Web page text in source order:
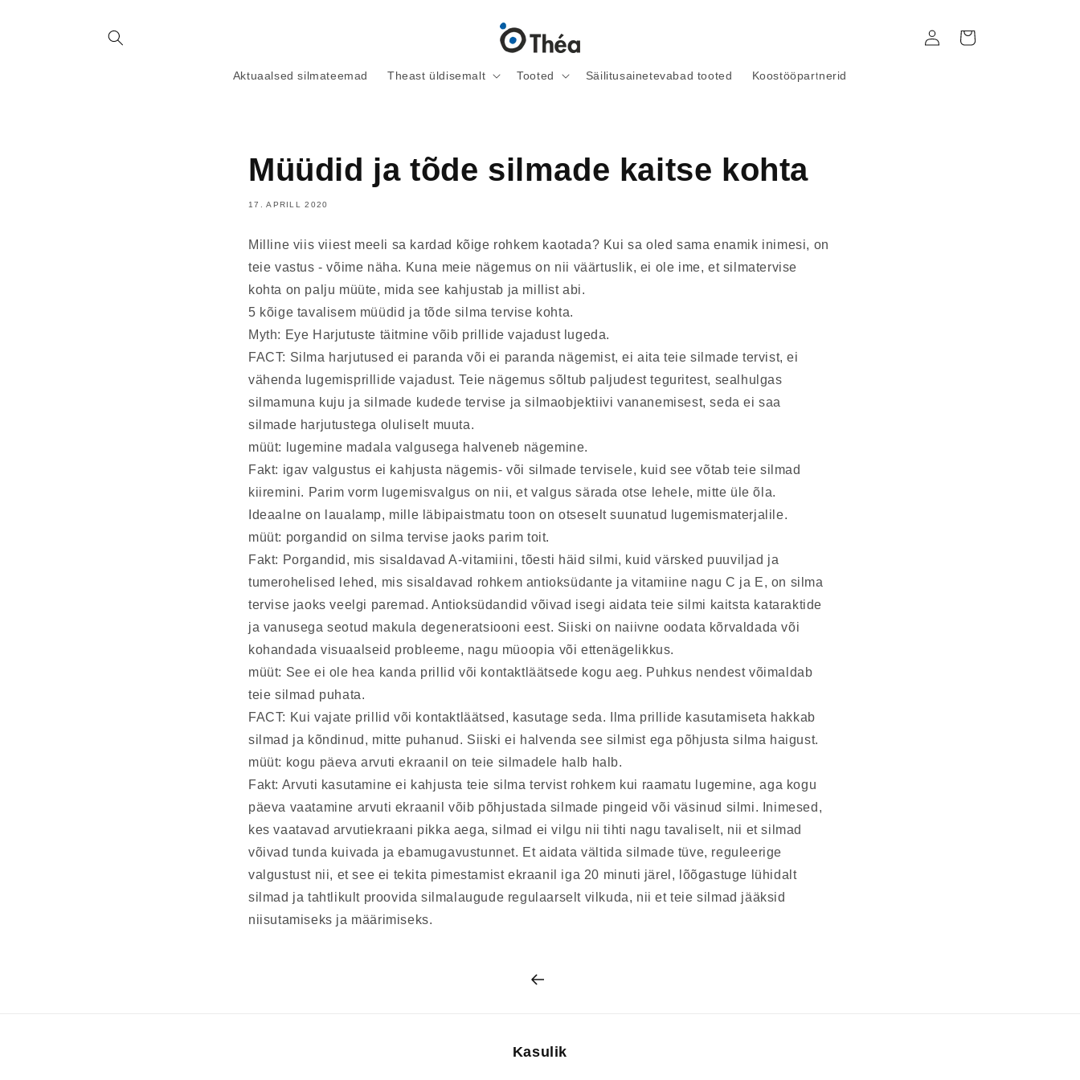
Aktuaalsed silmateemad Theast üldisemalt Tooted Säilitusainetevabad tooted Koostööpartnerid
SisenedaOstukorv
Müüdid ja tõde silmade kaitse kohta
17. APRILL 2020
Milline viis viiest meeli sa kardad kõige rohkem kaotada? Kui sa oled sama enamik inimesi, on
teie vastus - võime näha. Kuna meie nägemus on nii väärtuslik, ei ole ime, et silmatervise
kohta on palju müüte, mida see kahjustab ja millist abi.
5 kõige tavalisem müüdid ja tõde silma tervise kohta.
Myth: Eye Harjutuste täitmine võib prillide vajadust lugeda.
FACT: Silma harjutused ei paranda või ei paranda nägemist, ei aita teie silmade tervist, ei
vähenda lugemisprillide vajadust. Teie nägemus sõltub paljudest teguritest, sealhulgas
silmamuna kuju ja silmade kudede tervise ja silmaobjektiivi vananemisest, seda ei saa
silmade harjutustega oluliselt muuta.
müüt: lugemine madala valgusega halveneb nägemine.
Fakt: igav valgustus ei kahjusta nägemis- või silmade tervisele, kuid see võtab teie silmad
kiiremini. Parim vorm lugemisvalgus on nii, et valgus särada otse lehele, mitte üle õla.
Ideaalne on laualamp, mille läbipaistmatu toon on otseselt suunatud lugemismaterjalile.
müüt: porgandid on silma tervise jaoks parim toit.
Fakt: Porgandid, mis sisaldavad A-vitamiini, tõesti häid silmi, kuid värsked puuviljad ja
tumerohelised lehed, mis sisaldavad rohkem antioksüdante ja vitamiine nagu C ja E, on silma
tervise jaoks veelgi paremad. Antioksüdandid võivad isegi aidata teie silmi kaitsta kataraktide
ja vanusega seotud makula degeneratsiooni eest. Siiski on naiivne oodata kõrvaldada või
kohandada visuaalseid probleeme, nagu müoopia või ettenägelikkus.
müüt: See ei ole hea kanda prillid või kontaktläätsede kogu aeg. Puhkus nendest võimaldab
teie silmad puhata.
FACT: Kui vajate prillid või kontaktläätsed, kasutage seda. Ilma prillide kasutamiseta hakkab
silmad ja kõndinud, mitte puhanud. Siiski ei halvenda see silmist ega põhjusta silma haigust.
müüt: kogu päeva arvuti ekraanil on teie silmadele halb halb.
Fakt: Arvuti kasutamine ei kahjusta teie silma tervist rohkem kui raamatu lugemine, aga kogu
päeva vaatamine arvuti ekraanil võib põhjustada silmade pingeid või väsinud silmi. Inimesed,
kes vaatavad arvutiekraani pikka aega, silmad ei vilgu nii tihti nagu tavaliselt, nii et silmad
võivad tunda kuivada ja ebamugavustunnet. Et aidata vältida silmade tüve, reguleerige
valgustust nii, et see ei tekita pimestamist ekraanil iga 20 minuti järel, lõõgastuge lühidalt
silmad ja tahtlikult proovida silmalaugude regulaarselt vilkuda, nii et teie silmad jääksid
niisutamiseks ja määrimiseks.
Kasulik